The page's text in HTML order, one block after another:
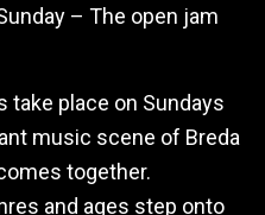
– The open jam
place on Sundays
music scene of Breda
together.
and ages step onto